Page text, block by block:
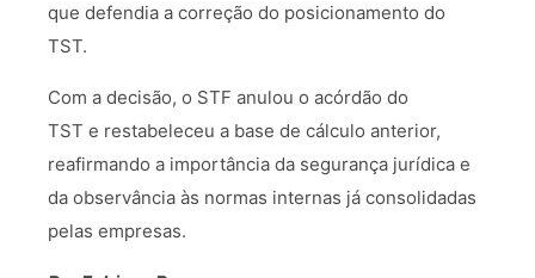
que defendia a correção do posicionamento do
TST.
Com a decisão, o STF anulou o acórdão do
TST e restabeleceu a base de cálculo anterior,
reafirmando a importância da segurança jurídica e
da observância às normas internas já consolidadas
pelas empresas.